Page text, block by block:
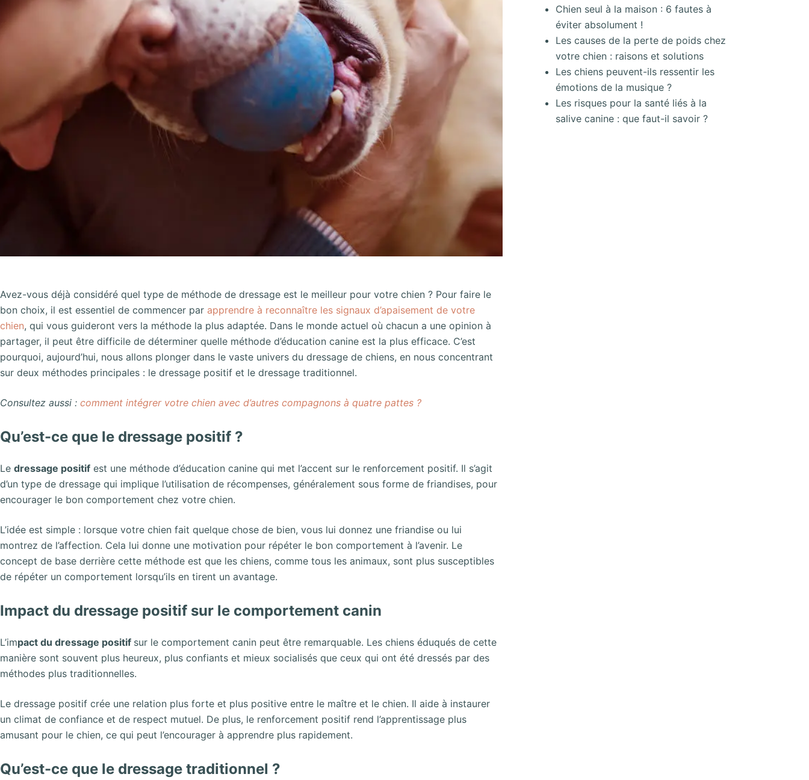
Avez-vous déjà considéré quel type de méthode de dressage est le meilleur pour votre chien ? Pour faire le
bon choix, il est essentiel de commencer par apprendre à reconnaître les signaux d’apaisement de votre
chien, qui vous guideront vers la méthode la plus adaptée. Dans le monde actuel où chacun a une opinion à
partager, il peut être difficile de déterminer quelle méthode d’éducation canine est la plus efficace. C’est
pourquoi, aujourd’hui, nous allons plonger dans le vaste univers du dressage de chiens, en nous concentrant
sur deux méthodes principales : le dressage positif et le dressage traditionnel.
Consultez aussi : comment intégrer votre chien avec d’autres compagnons à quatre pattes ?
Qu’est-ce que le dressage positif ?
Le dressage positif est une méthode d’éducation canine qui met l’accent sur le renforcement positif. Il s’agit
d’un type de dressage qui implique l’utilisation de récompenses, généralement sous forme de friandises, pour
encourager le bon comportement chez votre chien.
L’idée est simple : lorsque votre chien fait quelque chose de bien, vous lui donnez une friandise ou lui
montrez de l’affection. Cela lui donne une motivation pour répéter le bon comportement à l’avenir. Le
concept de base derrière cette méthode est que les chiens, comme tous les animaux, sont plus susceptibles
de répéter un comportement lorsqu’ils en tirent un avantage.
Impact du dressage positif sur le comportement canin
L’impact du dressage positif sur le comportement canin peut être remarquable. Les chiens éduqués de cette
manière sont souvent plus heureux, plus confiants et mieux socialisés que ceux qui ont été dressés par des
méthodes plus traditionnelles.
Le dressage positif crée une relation plus forte et plus positive entre le maître et le chien. Il aide à instaurer
un climat de confiance et de respect mutuel. De plus, le renforcement positif rend l’apprentissage plus
amusant pour le chien, ce qui peut l’encourager à apprendre plus rapidement.
Qu’est-ce que le dressage traditionnel ?
Chien seul à la maison : 6 fautes à
éviter absolument !
Les causes de la perte de poids chez
votre chien : raisons et solutions
Les chiens peuvent-ils ressentir les
émotions de la musique ?
Les risques pour la santé liés à la
salive canine : que faut-il savoir ?